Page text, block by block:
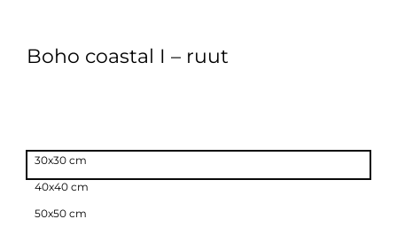
Boho coastal I – ruut
30x30 cm
40x40 cm
50x50 cm